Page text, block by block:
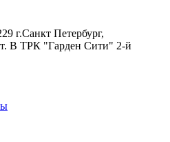
г.Санкт Петербург,
B ТРК "Гарден Сити" 2-й